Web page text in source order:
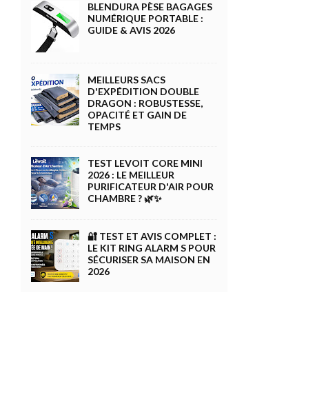
BLENDURA PÈSE BAGAGES
NUMÉRIQUE PORTABLE :
GUIDE & AVIS 2026
MEILLEURS SACS
D'EXPÉDITION DOUBLE
DRAGON : ROBUSTESSE,
OPACITÉ ET GAIN DE
TEMPS
TEST LEVOIT CORE MINI
2026 : LE MEILLEUR
PURIFICATEUR D'AIR POUR
CHAMBRE ? 🌿✨
🔐 TEST ET AVIS COMPLET :
LE KIT RING ALARM S POUR
SÉCURISER SA MAISON EN
2026